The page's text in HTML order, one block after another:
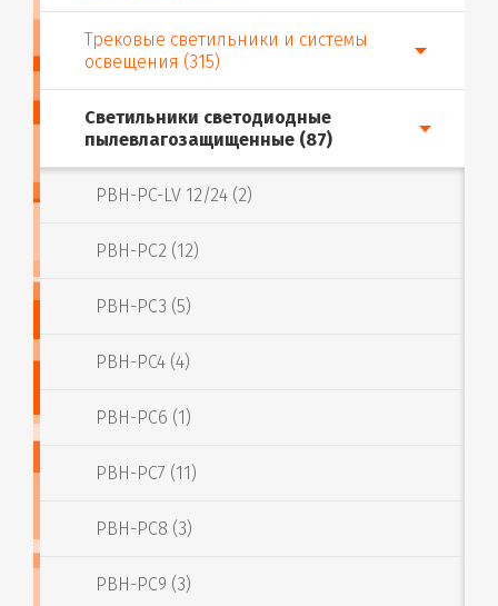
Трековые светильники и системы
освещения (315)
Светильники светодиодные
пылевлагозащищенные (87)
PBH-PC-LV 12/24 (2)
PBH-PC2 (12)
PBH-PC3 (5)
PBH-PC4 (4)
PBH-PC6 (1)
PBH-PC7 (11)
PBH-PC8 (3)
PBH-PC9 (3)